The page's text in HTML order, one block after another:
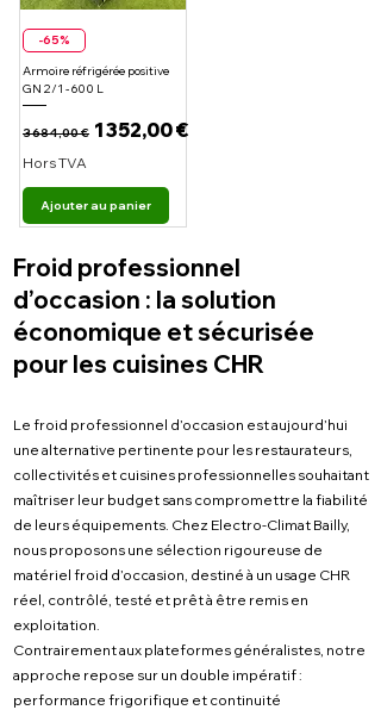
-65%
Armoire réfrigérée positive
GN 2/1 - 600 L
Prix original
3 684,00 € Prix promotionnel
1 352,00 €
Hors TVA
Ajouter au panier
Froid professionnel
d’occasion : la solution
économique et sécurisée
pour les cuisines CHR
Le froid professionnel d’occasion est aujourd’hui
une alternative pertinente pour les restaurateurs,
collectivités et cuisines professionnelles souhaitant
maîtriser leur budget sans compromettre la fiabilité
de leurs équipements. Chez Electro-Climat Bailly,
nous proposons une sélection rigoureuse de
matériel froid d’occasion, destiné à un usage CHR
réel, contrôlé, testé et prêt à être remis en
exploitation.
Contrairement aux plateformes généralistes, notre
approche repose sur un double impératif :
performance frigorifique et continuité